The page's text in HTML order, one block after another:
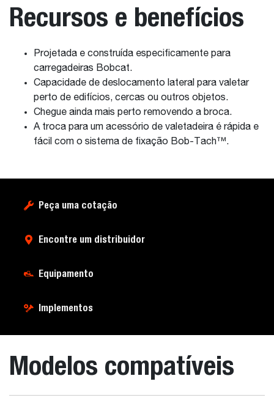
Recursos e benefícios
Projetada e construída especificamente para
carregadeiras Bobcat.
Capacidade de deslocamento lateral para valetar
perto de edifícios, cercas ou outros objetos.
Chegue ainda mais perto removendo a broca.
A troca para um acessório de valetadeira é rápida e
fácil com o sistema de fixação Bob-Tach™.
Peça uma cotação
Encontre um distribuidor
Equipamento
Implementos
Modelos compatíveis